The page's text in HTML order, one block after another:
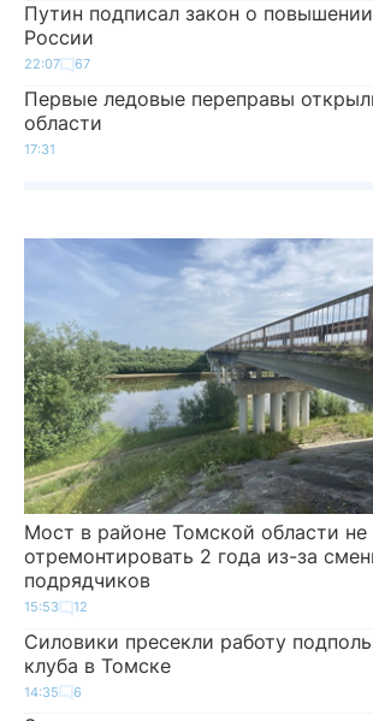
Путин подписал закон о
России
22:07 67
Первые ледовые переправы
области
17:31
Мост в районе Томской области не
отремонтировать 2 года из-за
подрядчиков
15:53 12
Силовики пресекли работу
клуба в Томске
14:35 6